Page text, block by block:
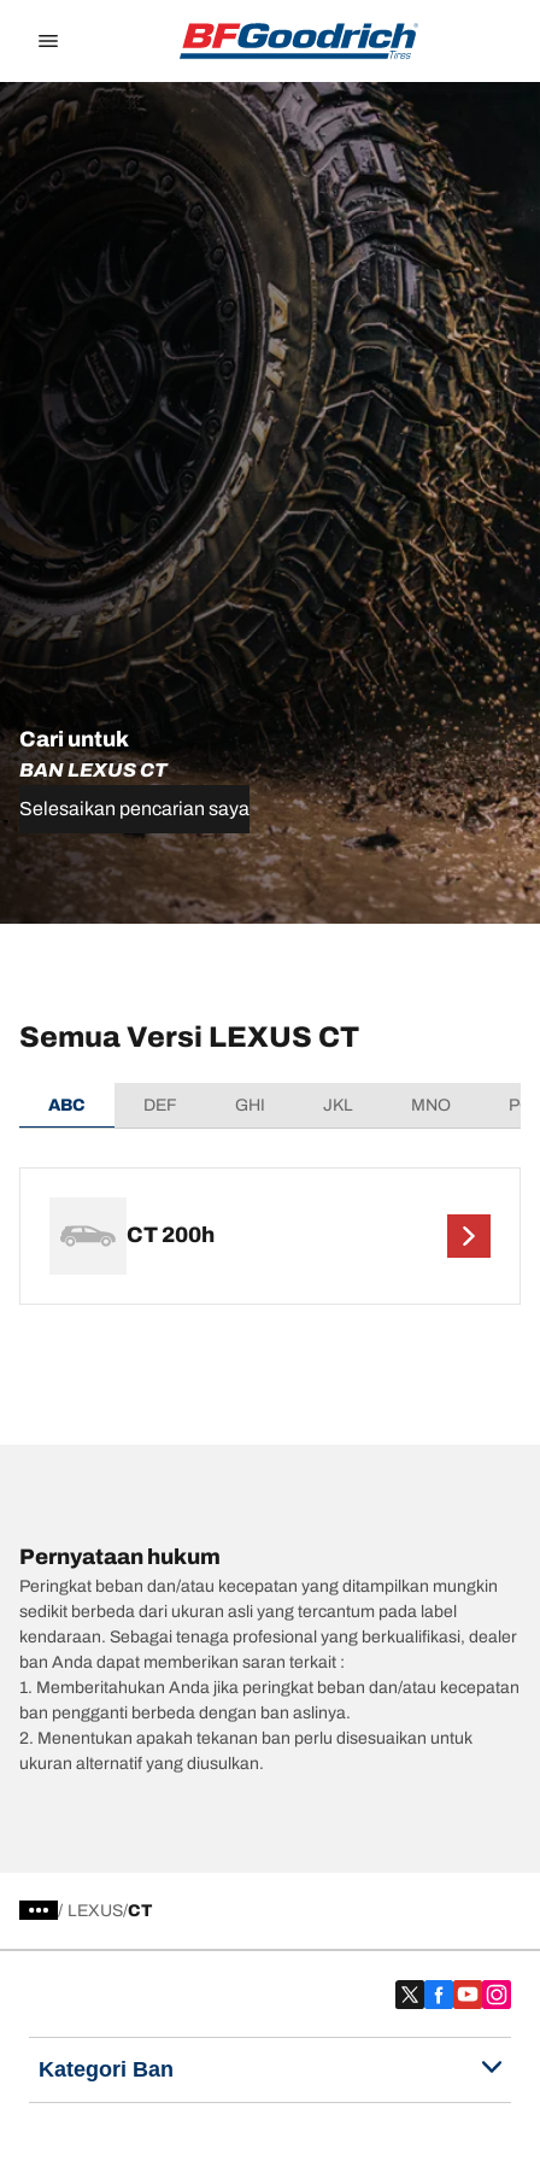
Cari untuk
BAN LEXUS CT
Selesaikan pencarian saya
Semua Versi LEXUS CT
ABC DEF GHI JKL MNO
CT 200h
Pernyataan hukum
Peringkat beban dan/atau kecepatan yang ditampilkan mungkin
sedikit berbeda dari ukuran asli yang tercantum pada label
kendaraan. Sebagai tenaga profesional yang berkualifikasi, dealer
ban Anda dapat memberikan saran terkait :
1. Memberitahukan Anda jika peringkat beban dan/atau kecepatan
ban pengganti berbeda dengan ban aslinya.
2. Menentukan apakah tekanan ban perlu disesuaikan untuk
ukuran alternatif yang diusulkan.
/ LEXUS CT
Kategori Ban